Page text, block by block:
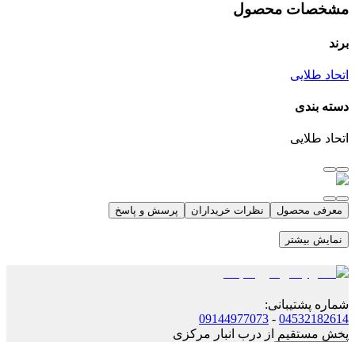
مشخصات محصول
برند
اتحاد طلایی
دسته بندی
اتحاد طلایی
معرفی محصول نظرات خریداران پرسش و پاسخ
نمایش بیشتر
شماره پشتیبانی:
04532182614
-
09144977073
پخش مستقیم از درب انبار مرکزی